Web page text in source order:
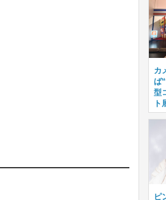
カ
ば
型
ピ